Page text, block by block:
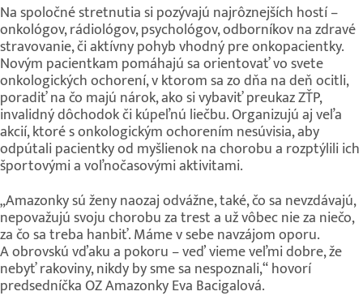
Na spoločné stretnutia si pozývajú najrôznejších hostí –
onkológov, rádiológov, psychológov, odborníkov na zdravé
stravovanie, či aktívny pohyb vhodný pre onkopacientky.
Novým pacientkam pomáhajú sa orientovať vo svete
onkologických ochorení, v ktorom sa zo dňa na deň ocitli,
poradiť na čo majú nárok, ako si vybaviť preukaz ZŤP,
invalidný dôchodok či kúpeľnú liečbu. Organizujú aj veľa
akcií, ktoré s onkologickým ochorením nesúvisia, aby
odpútali pacientky od myšlienok na chorobu a rozptýlili ich
športovými a voľnočasovými aktivitami.
„Amazonky sú ženy naozaj odvážne, také, čo sa nevzdávajú,
nepovažujú svoju chorobu za trest a už vôbec nie za niečo,
za čo sa treba hanbiť. Máme v sebe navzájom oporu.
A obrovskú vďaku a pokoru – veď vieme veľmi dobre, že
nebyť rakoviny, nikdy by sme sa nespoznali,“ hovorí
predsedníčka OZ Amazonky Eva Bacigalová.